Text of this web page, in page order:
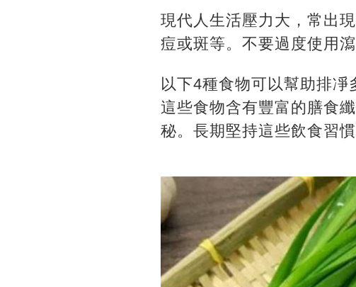
現代人生活壓力大，常出
痘或斑等。不要過度使用
以下4種食物可以幫助排凈
這些食物含有豐富的膳食
秘。長期堅持這些飲食習